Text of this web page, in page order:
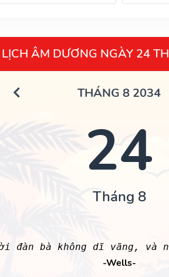
LỊCH ÂM DƯƠNG NGÀY 24
THÁNG 8 2034
24
Tháng 8
đàn bà không dĩ vãng, và
-Wells-